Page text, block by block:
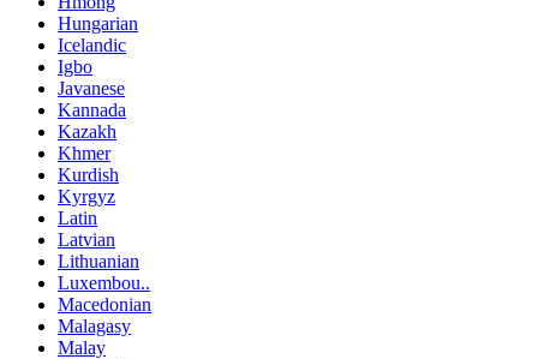
Hungarian
Icelandic
Igbo
Javanese
Kannada
Kazakh
Khmer
Kurdish
Kyrgyz
Latin
Latvian
Lithuanian
Luxembou..
Macedonian
Malagasy
Malay